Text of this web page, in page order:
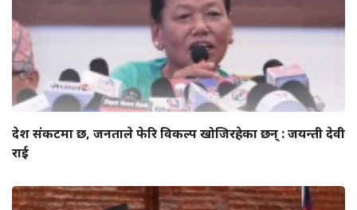
देश संकटमा छ, जनताले फेरि विकल्प खोजिरहेका छन् : जयन्ती देवी
राई